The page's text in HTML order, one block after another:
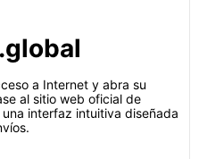
a Internet y abra su
al sitio web oficial de
interfaz intuitiva diseñada